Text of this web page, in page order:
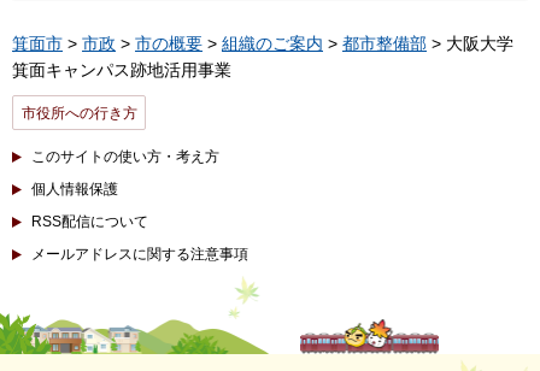
箕面市 > 市政 > 市の概要 > 組織のご案内 > 都市整備部 > 大阪大学
箕面キャンパス跡地活用事業
市役所への行き方
このサイトの使い方・考え方
個人情報保護
RSS配信について
メールアドレスに関する注意事項